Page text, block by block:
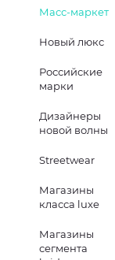
Масс-маркет
Новый люкс
Российские
марки
Дизайнеры
новой волны
Streetwear
Магазины
класса luxe
Магазины
сегмента